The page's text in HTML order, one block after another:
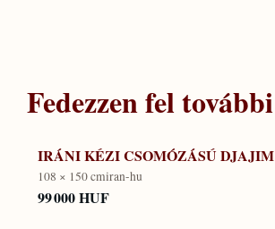
Fedezzen fel további
IRÁNI KÉZI CSOMÓZÁSÚ DJAJIM
108 × 150 cmiran-hu
99 000 HUF